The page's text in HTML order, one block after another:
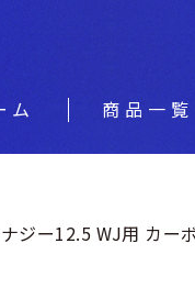
ム 商品一覧
ジー12.5 WJ用 カー